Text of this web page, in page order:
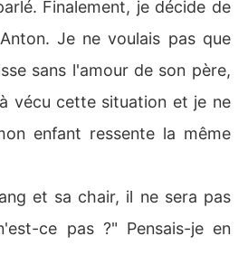
Finalement, je décide de
Je ne voulais pas que
sans l'amour de son père,
vécu cette situation et je ne
enfant ressente la même
et sa chair, il ne sera pas
ce pas ?" Pensais-je en